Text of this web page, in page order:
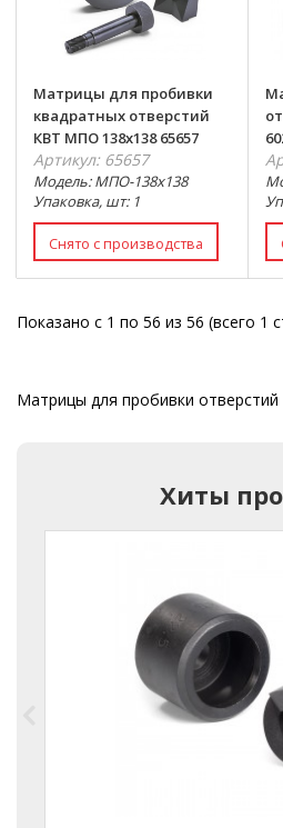
Матрицы для пробивки
квадратных отверстий
КВТ МПО 138х138 65657
Артикул: 65657
Модель: МПО-138х138
Упаковка, шт: 1
Показано с 1 по 56 из 56 (всего 1
Матрицы для пробивки отверстий
Хиты